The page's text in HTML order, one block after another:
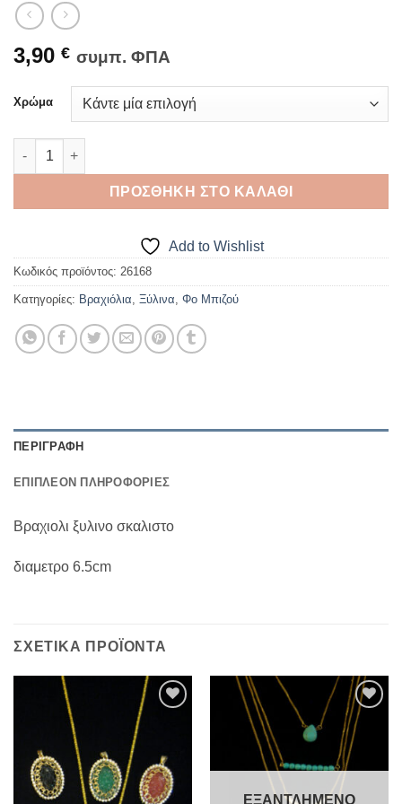
3,90 € συμπ. ΦΠΑ
Χρώμα
ΒΡΑΧΙΟΛΙ ΞΥΛΙΝΟ Σχέδιο 28 ποσότητα
ΠΡΟΣΘΉΚΗ ΣΤΟ ΚΑΛΆΘΙ
Add to Wishlist
Κωδικός προϊόντος: 26168
Κατηγορίες: Βραχιόλια Ξύλινα Φο Μπιζού
ΠΕΡΙΓΡΑΦΉ
ΕΠΙΠΛΈΟΝ ΠΛΗΡΟΦΟΡΊΕΣ
Βραχιολι ξυλινο σκαλιστο
διαμετρο 6.5cm
ΣΧΕΤΙΚΆ ΠΡΟΪΌΝΤΑ
Add to
Wishlist
ΕΞΑΝΤΛΗΜΈΝΟ